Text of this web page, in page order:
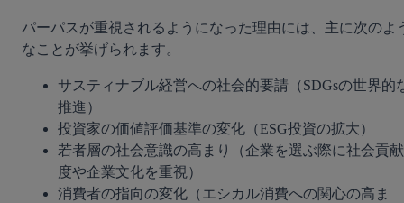
パーパスが重視されるようになった理由には、主に次のよ
なことが挙げられます。
サスティナブル経営への社会的要請（SDGsの世界的
推進）
投資家の価値評価基準の変化（ESG投資の拡大）
若者層の社会意識の高まり（企業を選ぶ際に社会貢献
度や企業文化を重視）
消費者の指向の変化（エシカル消費への関心の高ま